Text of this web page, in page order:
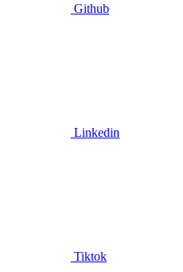
Github
Linkedin
Tiktok